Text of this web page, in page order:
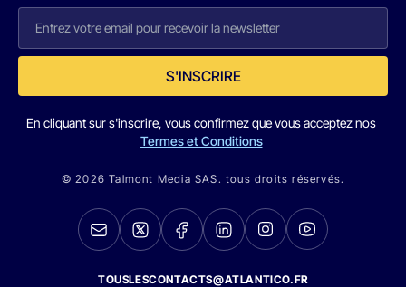
S'INSCRIRE
En cliquant sur s'inscrire, vous confirmez que vous acceptez nos
Termes et Conditions
© 2026 Talmont Media SAS. tous droits réservés.
TOUSLESCONTACTS@ATLANTICO.FR